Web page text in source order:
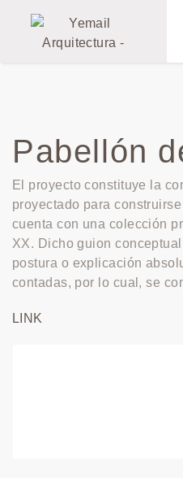
Pabellón
El proyecto constituye la
proyectado para
cuenta con una colección
XX. Dicho guion
postura o explicación
contadas, por lo cual, se
LINK